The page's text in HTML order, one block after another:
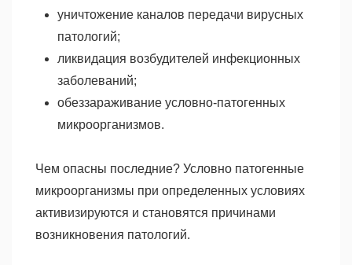
уничтожение каналов передачи вирусных
патологий;
ликвидация возбудителей инфекционных
заболеваний;
обеззараживание условно-патогенных
микроорганизмов.
Чем опасны последние? Условно патогенные
микроорганизмы при определенных условиях
активизируются и становятся причинами
возникновения патологий.